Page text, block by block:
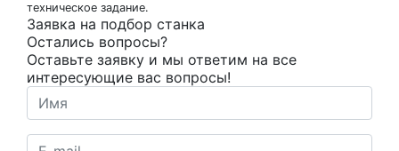
техническое задание.
Заявка на подбор станка
Остались вопросы?
Оставьте заявку и мы ответим на все
интересующие вас вопросы!